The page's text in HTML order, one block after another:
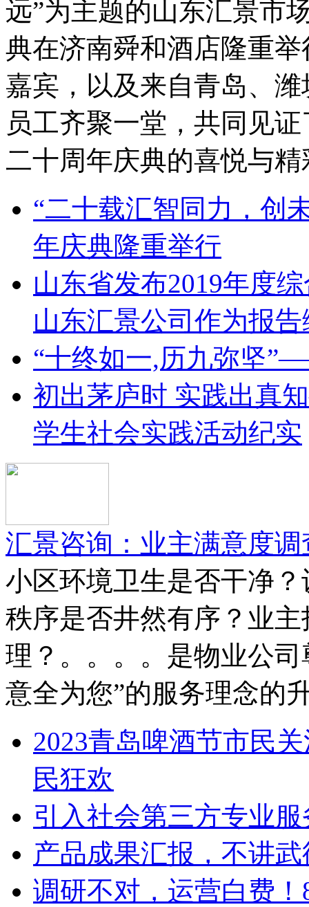
远”为主题的山东汇景市
典在济南舜和酒店隆重
嘉宾，以及来自青岛、
员工齐聚一堂，共同见
二十周年庆典的喜悦与精
“二十载汇智同力，创
年庆典隆重举行
山东省发布2019年度
山东汇景公司作为报
“十终如一,历九弥坚
初出茅庐时 实践出真
学生社会实践活动纪实
汇景咨询：业主满意度
小区环境卫生是否干净
秩序是否井然有序？业
理？。。。。是物业公
意全为您”的服务理念的
2023青岛啤酒节市民
民狂欢
引入社会第三方专业
产品成果汇报，不讲
调研不对，运营白费